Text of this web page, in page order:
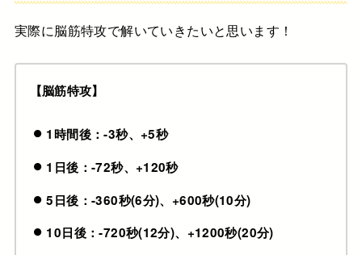
実際に脳筋特攻で解いていきたいと思います！
【脳筋特攻】
1時間後：-3秒、+5秒
1日後：-72秒、+120秒
5日後：-360秒(6分)、+600秒(10分)
10日後：-720秒(12分)、+1200秒(20分)